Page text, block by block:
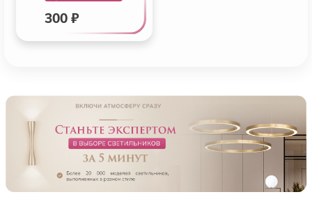
300 ₽